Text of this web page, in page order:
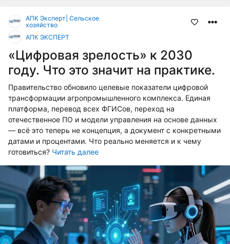
АПК Эксперт| Сельское
хозяйство
АПК ЭКСПЕРТ
«Цифровая зрелость» к 2030
году. Что это значит на практике.
Правительство обновило целевые показатели цифровой
трансформации агропромышленного комплекса. Единая
платформа, перевод всех ФГИСов, переход на
отечественное ПО и модели управления на основе данных
— всё это теперь не концепция, а документ с конкретными
датами и процентами. Что реально меняется и к чему
готовиться? Читать далее